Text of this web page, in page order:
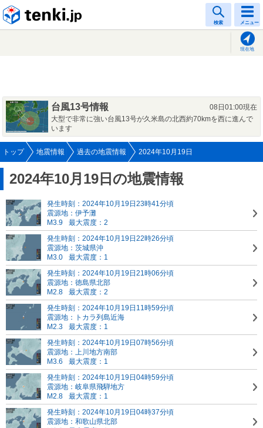
検索 メニュー
現在地
台風13号情報
08日01:00現在
大型で非常に強い台風13号が久米島の北西約70kmを西に進んで
います
トップ 地震情報 過去の地震情報 2024年10月19日
2024年10月19日の地震情報
発生時刻：2024年10月19日23時41分頃
震源地：伊予灘
M3.9
最大震度：2
発生時刻：2024年10月19日22時26分頃
震源地：茨城県沖
M3.0
最大震度：1
発生時刻：2024年10月19日21時06分頃
震源地：徳島県北部
M2.8
最大震度：2
発生時刻：2024年10月19日11時59分頃
震源地：トカラ列島近海
M2.3
最大震度：1
発生時刻：2024年10月19日07時56分頃
震源地：上川地方南部
M3.6
最大震度：1
発生時刻：2024年10月19日04時59分頃
震源地：岐阜県飛騨地方
M2.8
最大震度：1
発生時刻：2024年10月19日04時37分頃
震源地：和歌山県北部